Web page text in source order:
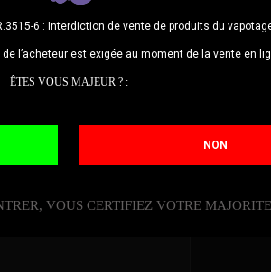
6 : Interdiction de vente de produits du
l’acheteur est exigée au moment de la vente en
ÊTES VOUS MAJEUR ? :
NON
VOUS CERTIFIEZ VOTRE MAJORITE
Découvrez
terrible
Quantité